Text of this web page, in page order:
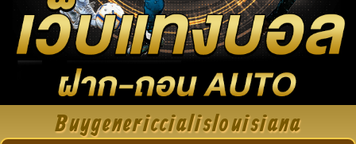
Buygenericcialislouisiana